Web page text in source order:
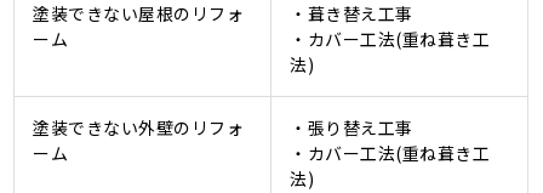
塗装できない屋根のリフォ
ーム
・葺き替え工事
・カバー工法(重ね葺き工
法)
塗装できない外壁のリフォ
ーム
・張り替え工事
・カバー工法(重ね葺き工
法)